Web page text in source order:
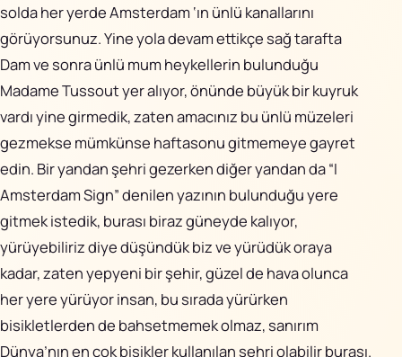
solda her yerde Amsterdam ‘ın ünlü kanallarını
görüyorsunuz. Yine yola devam ettikçe sağ tarafta
Dam ve sonra ünlü mum heykellerin bulunduğu
Madame Tussout yer alıyor, önünde büyük bir kuyruk
vardı yine girmedik, zaten amacınız bu ünlü müzeleri
gezmekse mümkünse haftasonu gitmemeye gayret
edin. Bir yandan şehri gezerken diğer yandan da “I
Amsterdam Sign” denilen yazının bulunduğu yere
gitmek istedik, burası biraz güneyde kalıyor,
yürüyebiliriz diye düşündük biz ve yürüdük oraya
kadar, zaten yepyeni bir şehir, güzel de hava olunca
her yere yürüyor insan, bu sırada yürürken
bisikletlerden de bahsetmemek olmaz, sanırım
Dünya’nın en çok bisikler kullanılan şehri olabilir burası.